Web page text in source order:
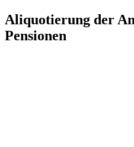
Zum
Inhalt
springen
Aliquotierung der
Pensionen